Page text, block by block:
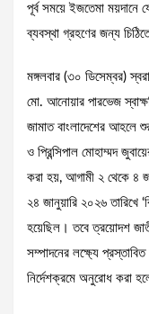
পূর্ব সময়ে ইজতেমা ময়দানে
ব্যবস্থা গ্রহণের জন্য
মঙ্গলবার (৩০ ডিসেম্বর)
মো. আনোয়ার পারভেজ
জামাত বাংলাদেশের আহলে
ও প্রিন্সিপাল মোহাম্মদ
করা হয়, আগামী ২ থেকে ৪
২৪ জানুয়ারি ২০২৬ তারিখে
হয়েছিল। তবে ত্রয়োদশ
সম্পাদনের লক্ষ্যে
নির্দেশক্রমে অনুরোধ করা